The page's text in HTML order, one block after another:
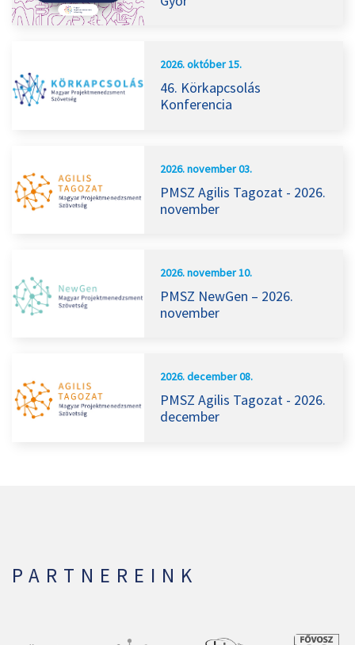
2026. október 15.
46. Körkapcsolás
Konferencia
2026. november 03.
PMSZ Agilis Tagozat - 2026.
november
2026. november 10.
PMSZ NewGen – 2026.
november
2026. december 08.
PMSZ Agilis Tagozat - 2026.
december
PARTNEREINK